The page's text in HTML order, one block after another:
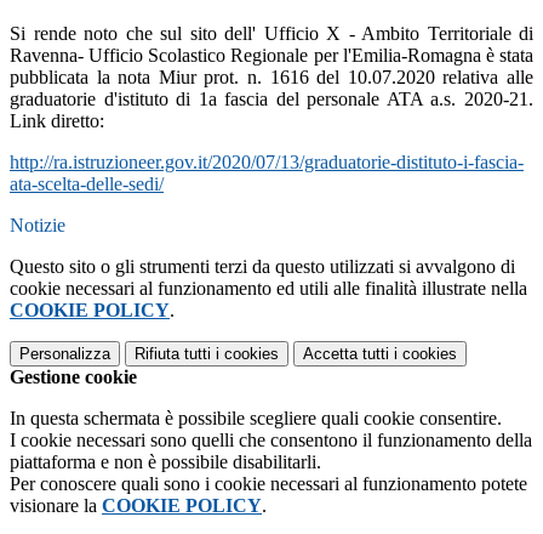
Si rende noto che sul sito dell' Ufficio X - Ambito Territoriale di
Ravenna- Ufficio Scolastico Regionale per l'Emilia-Romagna è stata
pubblicata la nota Miur prot. n. 1616 del 10.07.2020 relativa alle
graduatorie d'istituto di 1a fascia del personale ATA a.s. 2020-21.
Link diretto:
http://ra.istruzioneer.gov.it/2020/07/13/graduatorie-distituto-i-fascia-
ata-scelta-delle-sedi/
Notizie
Questo sito o gli strumenti terzi da questo utilizzati si avvalgono di
cookie necessari al funzionamento ed utili alle finalità illustrate nella
COOKIE POLICY.
Personalizza Rifiuta tutti i cookies Accetta tutti i cookies
Gestione cookie
In questa schermata è possibile scegliere quali cookie consentire.
I cookie necessari sono quelli che consentono il funzionamento della
piattaforma e non è possibile disabilitarli.
Per conoscere quali sono i cookie necessari al funzionamento potete
visionare la COOKIE POLICY.